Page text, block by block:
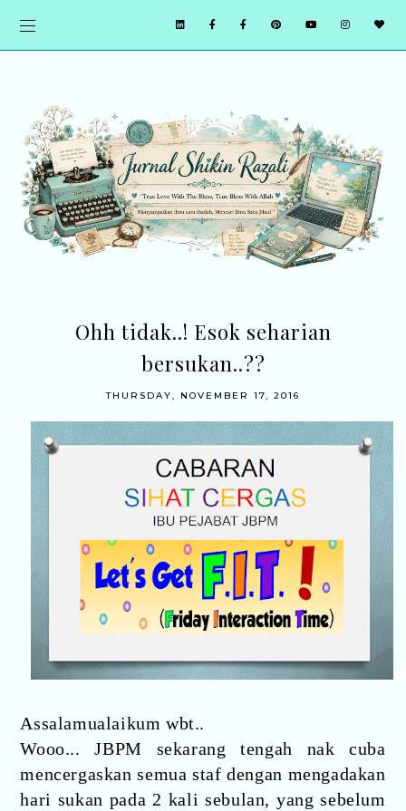
Ohh tidak..! Esok seharian
bersukan..??
THURSDAY, NOVEMBER 17, 2016
Assalamualaikum wbt..
Wooo... JBPM sekarang tengah nak cuba
mencergaskan semua staf dengan mengadakan
hari sukan pada 2 kali sebulan, yang sebelum